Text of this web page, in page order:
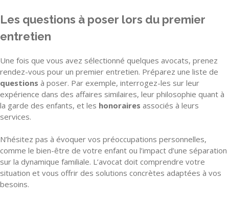
Les questions à poser lors du premier
entretien
Une fois que vous avez sélectionné quelques avocats, prenez
rendez-vous pour un premier entretien. Préparez une liste de
questions à poser. Par exemple, interrogez-les sur leur
expérience dans des affaires similaires, leur philosophie quant à
la garde des enfants, et les honoraires associés à leurs
services.
N’hésitez pas à évoquer vos préoccupations personnelles,
comme le bien-être de votre enfant ou l’impact d’une séparation
sur la dynamique familiale. L’avocat doit comprendre votre
situation et vous offrir des solutions concrètes adaptées à vos
besoins.